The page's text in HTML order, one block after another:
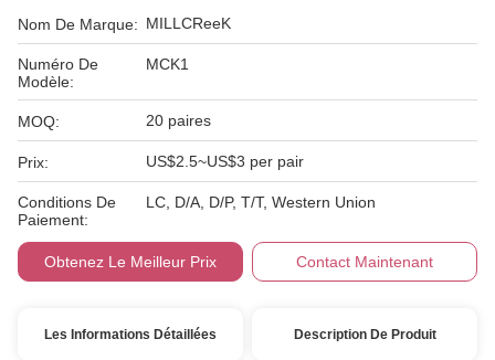
Nom De Marque: MILLCReeK
Numéro De
Modèle:
MCK1
MOQ: 20 paires
Prix: US$2.5~US$3 per pair
Conditions De
Paiement:
LC, D/A, D/P, T/T, Western Union
Obtenez Le Meilleur Prix Contact Maintenant
Les Informations Détaillées Description De Produit